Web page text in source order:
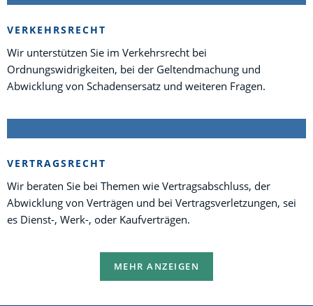
VERKEHRSRECHT
Wir unterstützen Sie im Verkehrsrecht bei
Ordnungswidrigkeiten, bei der Geltendmachung und
Abwicklung von Schadensersatz und weiteren Fragen.
VERTRAGSRECHT
Wir beraten Sie bei Themen wie Vertragsabschluss, der
Abwicklung von Verträgen und bei Vertragsverletzungen, sei
es Dienst-, Werk-, oder Kaufverträgen.
MEHR ANZEIGEN